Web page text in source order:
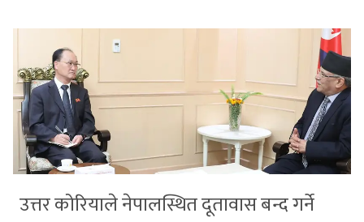
उत्तर कोरियाले नेपालस्थित दूतावास बन्द गर्ने